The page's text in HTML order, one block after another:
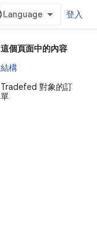
登入
這個頁面中的內容
結構
Tradefed 對象的訂
單